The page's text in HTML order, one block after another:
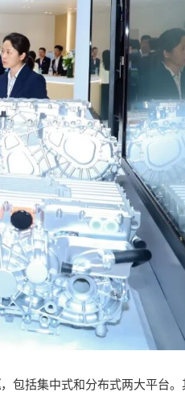
，包括集中式和分布式两大平台。